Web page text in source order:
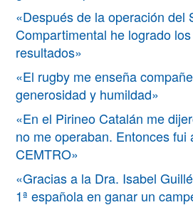
«Después de la operación del
Compartimental he logrado
resultados»
«El rugby me enseña
generosidad y humildad»
«En el Pirineo Catalán me
no me operaban. Entonces fui
CEMTRO»
«Gracias a la Dra. Isabel
1ª española en ganar un